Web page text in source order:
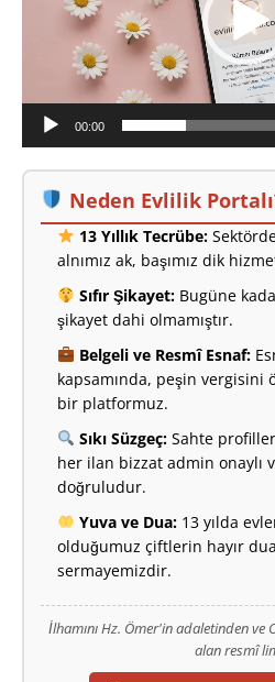
00:00
Neden Evlilik
13 Yıllık Tecrübe:
alnımız ak, başımız dik
Sıfır Şikayet:Bugüne
şikayet dahi olmamıştır.
Belgeli ve Resmî Esnaf:
kapsamında, peşin vergisini
bir platformuz.
Sıkı Süzgeç:Sahte
her ilan bizzat admin onaylı
doğruludur.
Yuva ve Dua:13 yılda
olduğumuz çiftlerin hayır
sermayemizdir.
İlhamını Hz. Ömer'in adaletinden ve
alan resmî